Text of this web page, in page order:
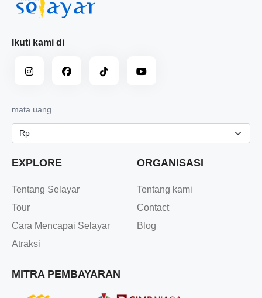
Ikuti kami di
mata uang
EXPLORE
Tentang Selayar
Tour
Cara Mencapai Selayar
Atraksi
ORGANISASI
Tentang kami
Contact
Blog
MITRA PEMBAYARAN